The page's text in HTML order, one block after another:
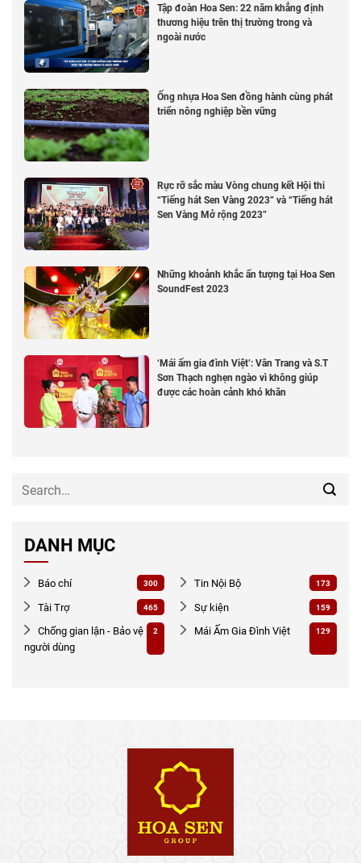
Tập đoàn Hoa Sen: 22 năm khẳng định
thương hiệu trên thị trường trong và
ngoài nước
Ống nhựa Hoa Sen đồng hành cùng phát
triển nông nghiệp bền vững
Rực rỡ sắc màu Vòng chung kết Hội thi
“Tiếng hát Sen Vàng 2023” và “Tiếng hát
Sen Vàng Mở rộng 2023”
Những khoảnh khắc ấn tượng tại Hoa Sen
SoundFest 2023
‘Mái ấm gia đình Việt’: Vân Trang và S.T
Sơn Thạch nghẹn ngào vì không giúp
được các hoàn cảnh khó khăn
DANH MỤC
Báo chí 300 Tin Nội Bộ 173
Tài Trợ 465 Sự kiện 159
Chống gian lận - Bảo vệ
người dùng
2 Mái Ấm Gia Đình Việt 129